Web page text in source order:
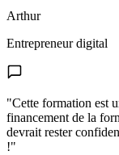
Arthur
Entrepreneur digital
"Cette formation est
financement de la
devrait rester
!"